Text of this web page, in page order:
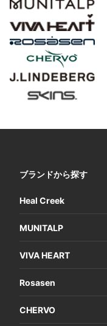
ブランドから探す
Heal Creek
MUNITALP
VIVA HEART
Rosasen
CHERVO